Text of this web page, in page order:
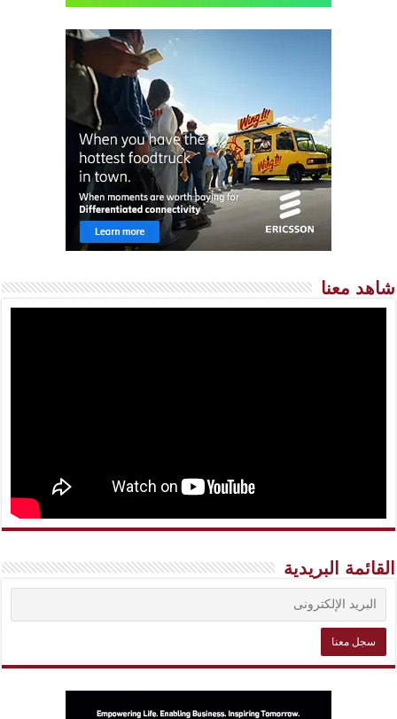
شاهد معنا
القائمة البريدية